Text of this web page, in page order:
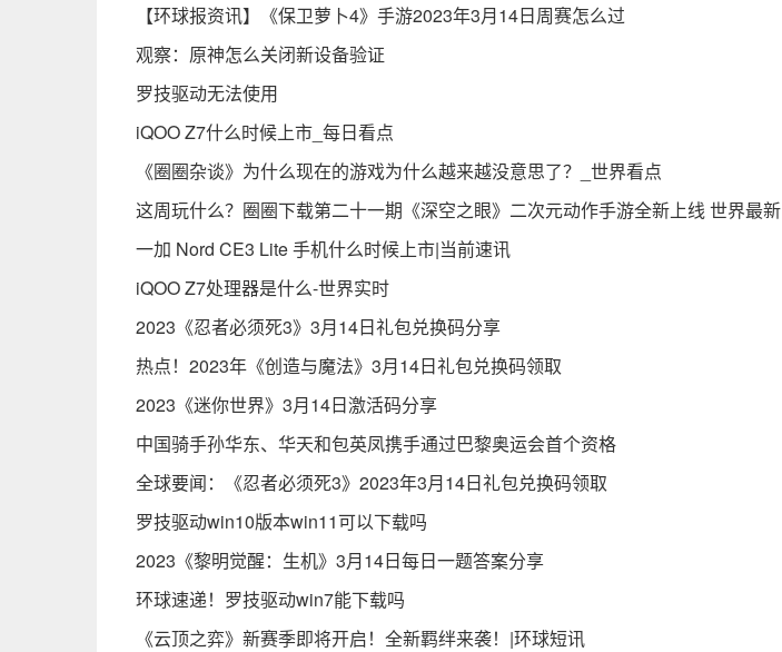
【环球报资讯】《保卫萝卜4》手游2023年3月14日周赛怎么过
观察：原神怎么关闭新设备验证
罗技驱动无法使用
iQOO Z7什么时候上市_每日看点
《圈圈杂谈》为什么现在的游戏为什么越来越没意思了？_世界看点
这周玩什么？圈圈下载第二十一期《深空之眼》二次元动作手游全新上线 世界最新
一加 Nord CE3 Lite 手机什么时候上市|当前速讯
iQOO Z7处理器是什么-世界实时
2023《忍者必须死3》3月14日礼包兑换码分享
热点！2023年《创造与魔法》3月14日礼包兑换码领取
2023《迷你世界》3月14日激活码分享
中国骑手孙华东、华天和包英凤携手通过巴黎奥运会首个资格
全球要闻：《忍者必须死3》2023年3月14日礼包兑换码领取
罗技驱动win10版本win11可以下载吗
2023《黎明觉醒：生机》3月14日每日一题答案分享
环球速递！罗技驱动win7能下载吗
《云顶之弈》新赛季即将开启！全新羁绊来袭！|环球短讯